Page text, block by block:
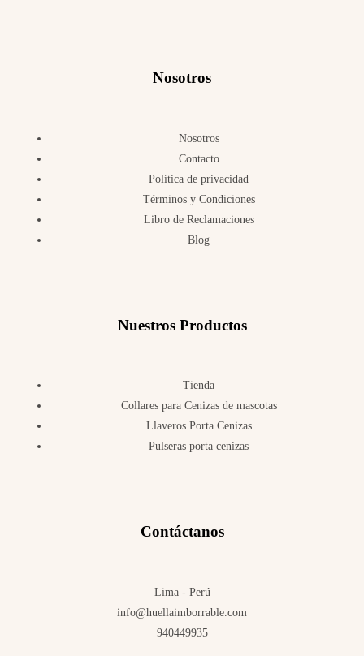
Nosotros
Nosotros
Contacto
Política de privacidad
Términos y Condiciones
Libro de Reclamaciones
Blog
Nuestros Productos
Tienda
Collares para Cenizas de mascotas
Llaveros Porta Cenizas
Pulseras porta cenizas
Contáctanos
Lima - Perú
info@huellaimborrable.com
940449935